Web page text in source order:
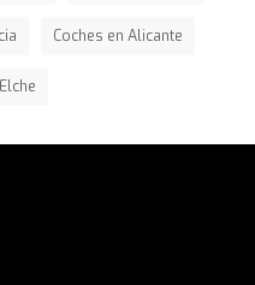
Coches en Alicante